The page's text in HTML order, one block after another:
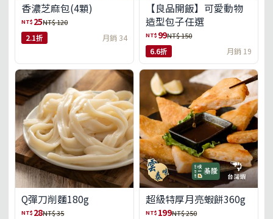
香濃芝麻包(4顆)
NT$ 25NT$ 120
2.1折 月銷 34
【良品開飯】可愛動物
造型包子任選
NT$ 99NT$ 150
6.6折 月銷 19
Q彈刀削麵180g
NT$ 28NT$ 35
超級特厚月亮蝦餅360g
NT$ 199NT$ 250